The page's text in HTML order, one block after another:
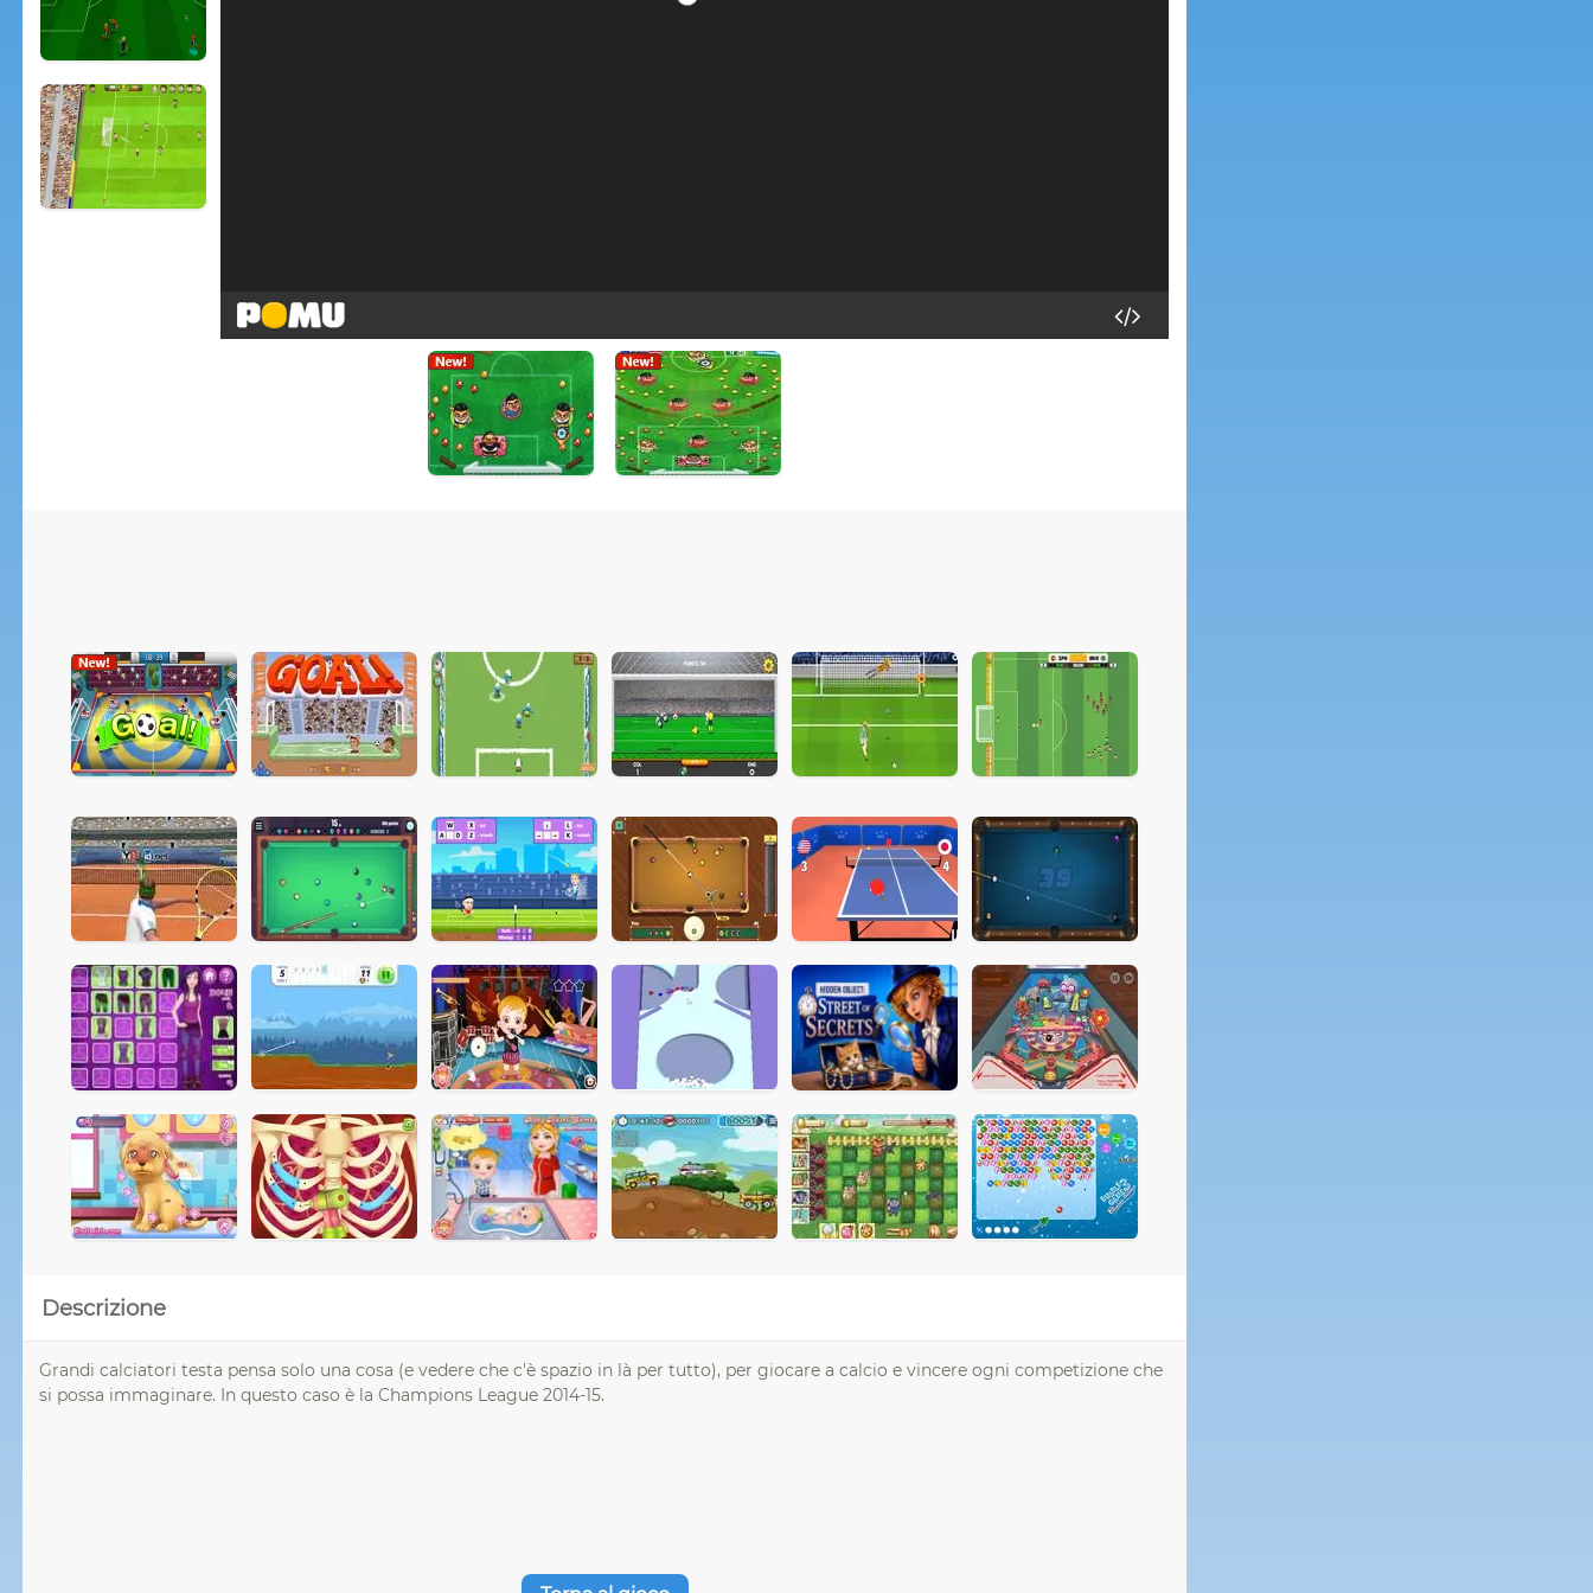
Descrizione
Grandi calciatori testa pensa solo una cosa (e vedere che c'è spazio in là per tutto), per giocare a calcio e vincere ogni competizione che
si possa immaginare. In questo caso è la Champions League 2014-15.